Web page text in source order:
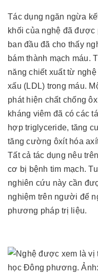
Tác dụng ngăn ngừa
khối của nghệ đã được
ban đầu đã cho thấy
bám thành mạch máu.
năng chiết xuất từ
xấu (LDL) trong máu.
phát hiện chất chống
kháng viêm đã có các
hợp triglyceride, tăng
tăng cường ôxít hóa
Tất cả tác dụng nêu
cơ bị bệnh tim mạch.
nghiên cứu này cần
nghiệm trên người để
phương pháp trị liệu.